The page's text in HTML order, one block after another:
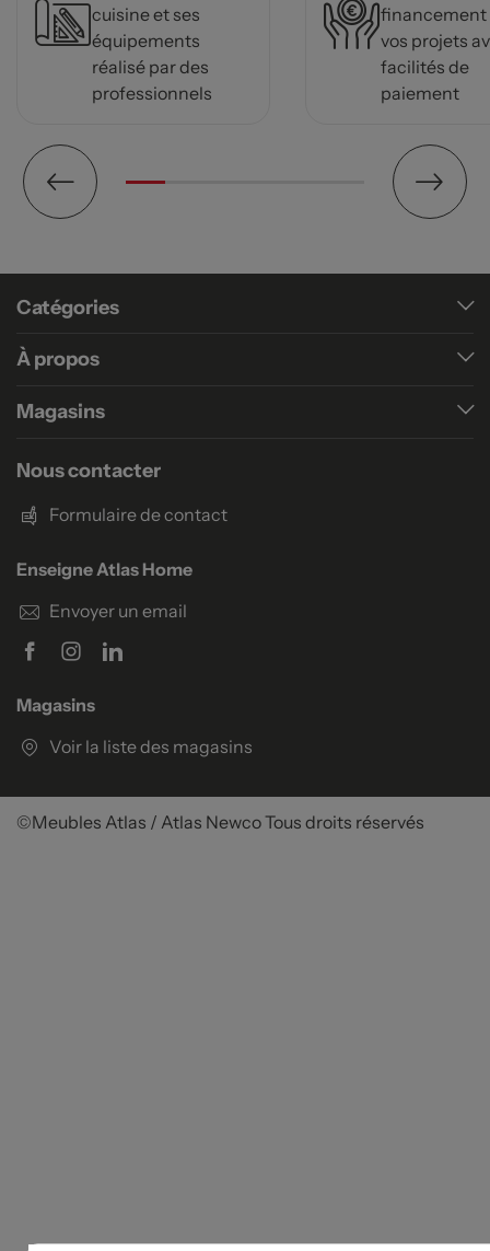
cuisine et ses
équipements
réalisé par des
professionnels
financement
vos projets
facilités de
paiement
Catégories
À propos
Magasins
Nous contacter
Formulaire de contact
Enseigne Atlas Home
Envoyer un email
Magasins
Voir la liste des magasins
©Meubles Atlas / Atlas NewcoTous droits réservés